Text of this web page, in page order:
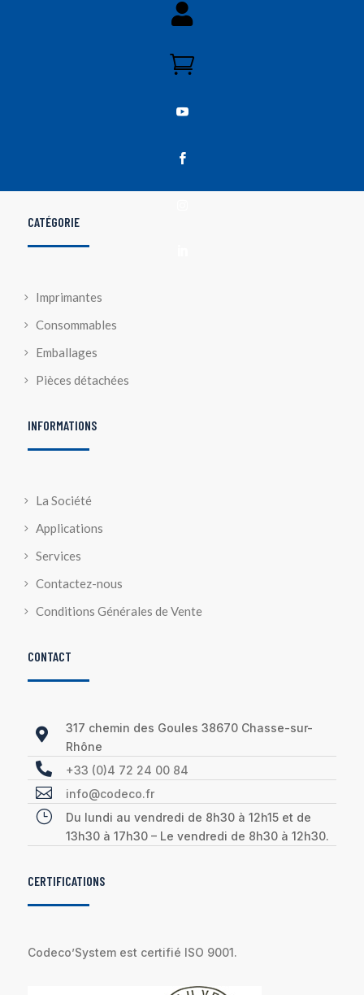




CATÉGORIE
Imprimantes
Consommables
Emballages
Pièces détachées
INFORMATIONS
La Société
Applications
Services
Contactez-nous
Conditions Générales de Vente
CONTACT

317 chemin des Goules 38670 Chasse-sur-
Rhône
 +33 (0)4 72 24 00 84
 info@codeco.fr
}
Du lundi au vendredi de 8h30 à 12h15 et de
13h30 à 17h30 – Le vendredi de 8h30 à 12h30.
CERTIFICATIONS
Codeco’System est certifié ISO 9001.